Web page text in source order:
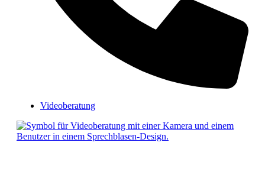
Videoberatung